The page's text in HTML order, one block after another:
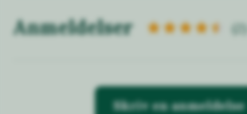
Anmeldelser (2)
Skriv en anmeldelse